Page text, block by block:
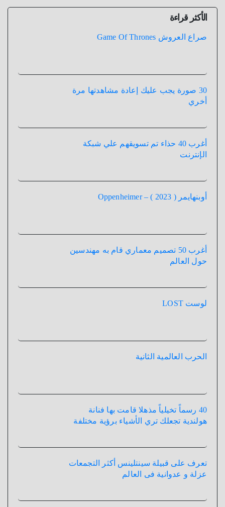
الأكثر قراءة
صراع العروش Game Of Thrones
30 صورة يجب عليك إعادة مشاهدتها مرة
أخري
أغرب 40 حذاء تم تسويقهم علي شبكة
الإنترنت
أوبنهايمر ( 2023 ) – Oppenheimer
أغرب 50 تصميم معماري قام به مهندسين
حول العالم
لوست LOST
الحرب العالمية الثانية
40 رسماً تخيلياً مذهلا قامت بها فنانة
هولندية تجعلك تري الأشياء برؤية مختلفة
تعرف على قبيلة سينتلينس أكثر التجمعات
عزلة و عدوانية فى العالم